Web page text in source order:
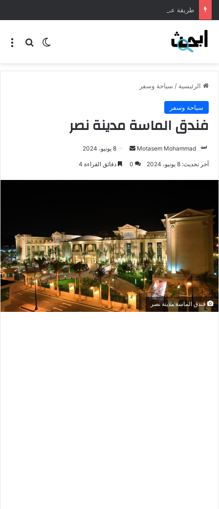
طريقة عمل المنسف الاردني
الرئيسية / سياحة وسفر
سياحة وسفر
فندق الماسة مدينة نصر
Motasem Mohammad 8 يونيو، 2024
آخر تحديث: 8 يونيو، 2024 0 دقائق القراءة 4
فندق الماسة مدينة نصر